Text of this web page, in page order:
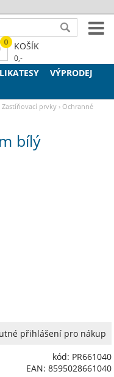
VÝPRODEJ
Zastíňovací prvky › Ochranné
bílý
přihlášení pro nákup
kód: PR661040
EAN: 8595028661040
0 KOŠÍK
0,-